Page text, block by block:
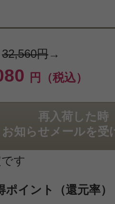
32,560円→
円（税込）
再入荷した時
お知らせメールを受
す
ポイント（還元率）